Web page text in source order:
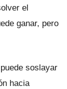
el
ganar, pero
soslayar
hacia